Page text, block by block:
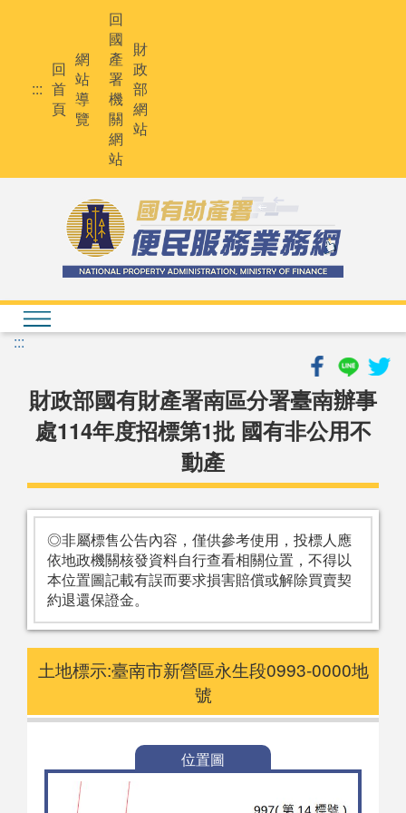
:::
回
首
頁
網
站
導
覽
回
國
產
署
機
關
網
站
財
政
部
網
站
:::
財政部國有財產署南區分署臺南辦事
處114年度招標第1批 國有非公用不
動產
◎非屬標售公告內容，僅供參考使用，投標人應
依地政機關核發資料自行查看相關位置，不得以
本位置圖記載有誤而要求損害賠償或解除買賣契
約退還保證金。
土地標示:臺南市新營區永生段0993-0000地
號
位置圖